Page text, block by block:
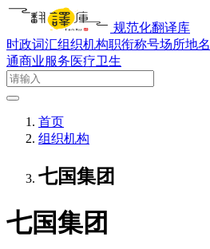
规范化翻译库
时政词汇组织机构职衔称号场所地名
通商业服务医疗卫生
首页
组织机构
七国集团
七国集团